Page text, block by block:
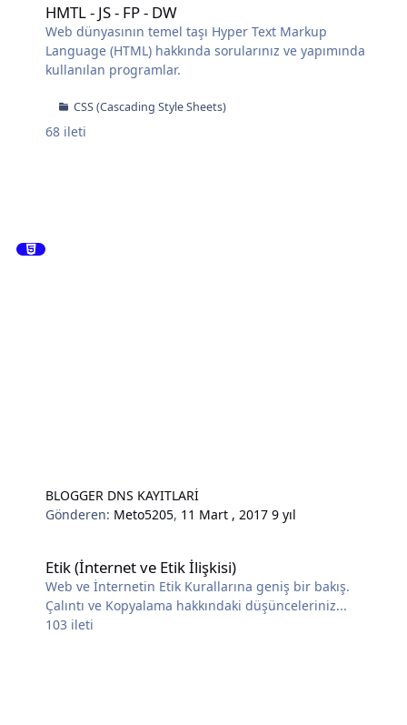
HMTL - JS - FP - DW
Web dünyasının temel taşı Hyper Text Markup
Language (HTML) hakkında sorularınız ve yapımında
kullanılan programlar.
CSS (Cascading Style Sheets)
68 ileti
BLOGGER DNS KAYITLARİ
Gönderen: Meto5205, 11 Mart , 20179 yıl
Etik (İnternet ve Etik İlişkisi)
Web ve İnternetin Etik Kurallarına geniş bir bakış.
Çalıntı ve Kopyalama hakkındaki düşünceleriniz...
103 ileti